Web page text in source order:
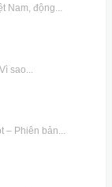
Nam, động...
sao...
– Phiên bản...